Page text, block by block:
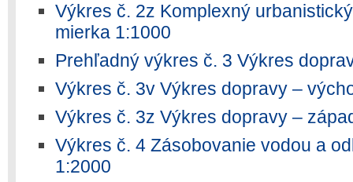
Výkres č. 2z Komplexný
mierka 1:1000
Prehľadný výkres č. 3 Výkres
Výkres č. 3v Výkres dopravy –
Výkres č. 3z Výkres dopravy –
Výkres č. 4 Zásobovanie vodou a
1:2000